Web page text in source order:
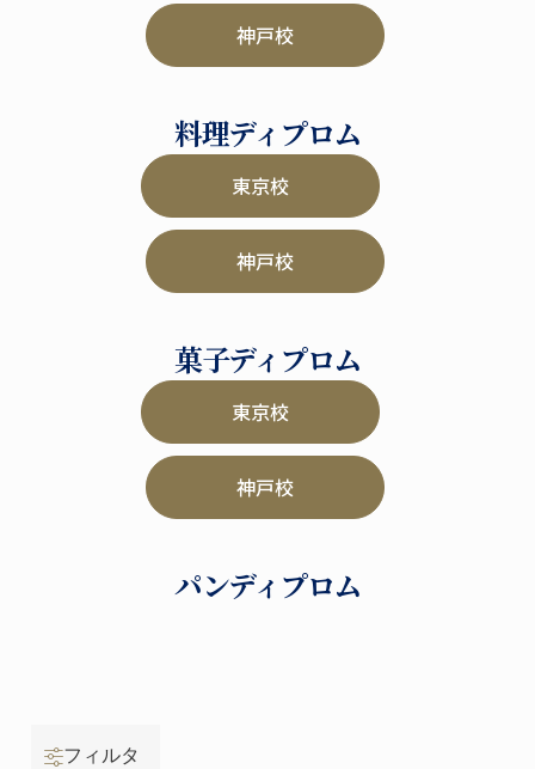
神戸校
料理ディプロム
東京校
神戸校
菓子ディプロム
東京校
神戸校
パンディプロム
フィルタ